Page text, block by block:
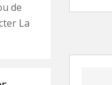
de
La